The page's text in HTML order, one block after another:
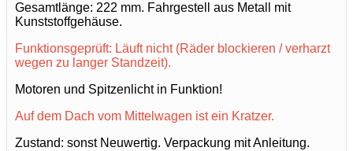
Gesamtlänge: 222 mm. Fahrgestell aus Metall mit
Kunststoffgehäuse.
Funktionsgeprüft: Läuft nicht (Räder blockieren / verharzt
wegen zu langer Standzeit).
Motoren und Spitzenlicht in Funktion!
Auf dem Dach vom Mittelwagen ist ein Kratzer.
Zustand: sonst Neuwertig. Verpackung mitAnleitung.